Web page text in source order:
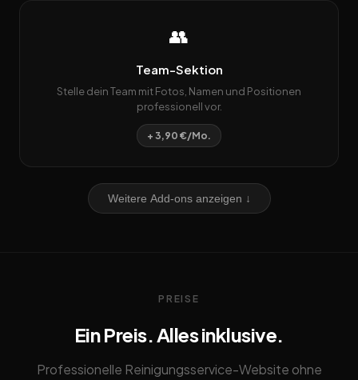
👥
Team-Sektion
Stelle dein Team mit Fotos, Namen und Positionen
professionell vor.
+ 3,90 €/Mo.
Weitere Add-ons anzeigen ↓
PREISE
Ein Preis. Alles inklusive.
Professionelle Reinigungsservice-Website ohne